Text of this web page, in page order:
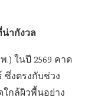
ากังวล
ในปี 2569 คาด
ซึ่งตรงกับช่วง
กล้ผิวพื้นอย่าง